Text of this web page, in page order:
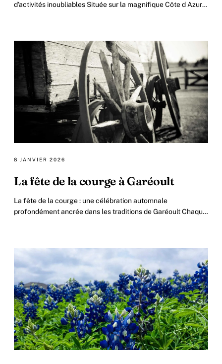
d’activités inoubliables Située sur la magnifique Côte d Azur,
8 JANVIER 2026
La fête de la courge à Garéoult
La fête de la courge : une célébration automnale
profondément ancrée dans les traditions de Garéoult Chaque